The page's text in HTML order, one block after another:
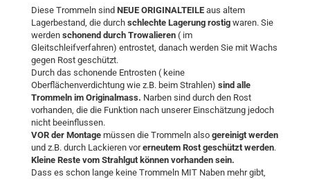
Diese Trommeln sind NEUE ORIGINALTEILE aus altem
Lagerbestand, die durch schlechte Lagerung rostig waren. Sie
werden schonend durch Trowalieren ( im
Gleitschleifverfahren) entrostet, danach werden Sie mit Wachs
gegen Rost geschützt.
Durch das schonende Entrosten ( keine
Oberflächenverdichtung wie z.B. beim Strahlen) sind alle
Trommeln im Originalmass. Narben sind durch den Rost
vorhanden, die die Funktion nach unserer Einschätzung jedoch
nicht beeinflussen.
VOR der Montage müssen die Trommeln also gereinigt werden
und z.B. durch Lackieren vorerneutem Rost geschützt werden.
Kleine Reste vom Strahlgut können vorhanden sein.
Dass es schon lange keine Trommeln MIT Naben mehr gibt,